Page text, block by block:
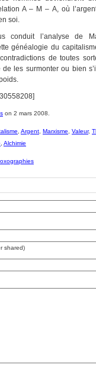
A – M – A, où
soi.
conduit l’analyse de
généalogie du
de toutes
les surmonter ou bien
on 2 mars 2008.
Argent Marxisme Valeur,
Alchimie
shared)